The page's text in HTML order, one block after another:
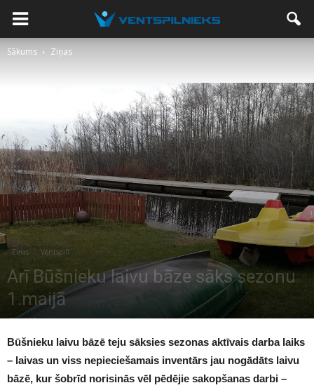
Sākums Ziņas
Ziņas Ventspilī
Arī Būšnieku laivu bāze sāks sezonu
1.maijā
1803
Būšnieku laivu bāzē teju sāksies sezonas aktīvais darba laiks
– laivas un viss nepieciešamais inventārs jau nogādāts laivu
bāzē, kur šobrīd norisinās vēl pēdējie sakopšanas darbi –